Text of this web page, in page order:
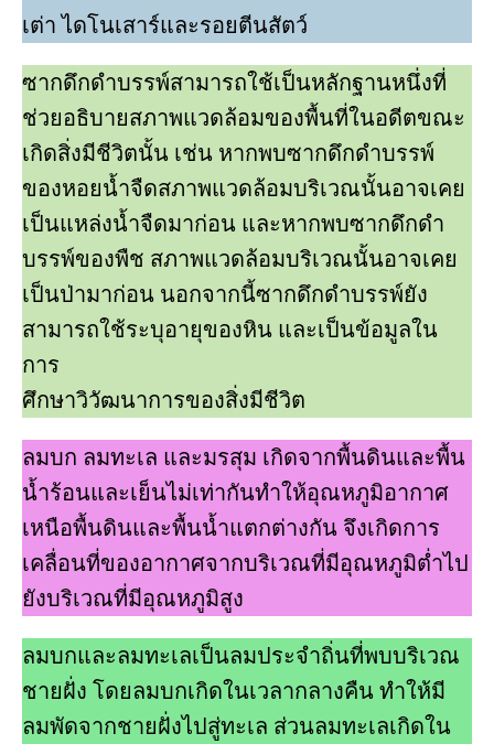
เต่า ไดโนเสาร์และรอยตีนสัตว์
ซากดึกดําบรรพ์สามารถใช้เป็นหลักฐานหนึ่งที่
ช่วยอธิบายสภาพแวดล้อมของพื้นที่ในอดีตขณะ
เกิดสิ่งมีชีวิตนั้น เช่น หากพบซากดึกดําบรรพ์
ของหอยนํ้าจืดสภาพแวดล้อมบริเวณนั้นอาจเคย
เป็นแหล่งนํ้าจืดมาก่อน และหากพบซากดึกดํา
บรรพ์ของพืช สภาพแวดล้อมบริเวณนั้นอาจเคย
เป็นป่ามาก่อน นอกจากนี้ซากดึกดําบรรพ์ยัง
สามารถใช้ระบุอายุของหิน และเป็นข้อมูลใน
การ
ศึกษาวิวัฒนาการของสิ่งมีชีวิต
ลมบก ลมทะเล และมรสุม เกิดจากพื้นดินและพื้น
นํ้าร้อนและเย็นไม่เท่ากันทําให้อุณหภูมิอากาศ
เหนือพื้นดินและพื้นนํ้าแตกต่างกัน จึงเกิดการ
เคลื่อนที่ของอากาศจากบริเวณที่มีอุณหภูมิตํ่าไป
ยังบริเวณที่มีอุณหภูมิสูง
ลมบกและลมทะเลเป็นลมประจําถิ่นที่พบบริเวณ
ชายฝั่ง โดยลมบกเกิดในเวลากลางคืน ทําให้มี
ลมพัดจากชายฝั่งไปสู่ทะเล ส่วนลมทะเลเกิดใน